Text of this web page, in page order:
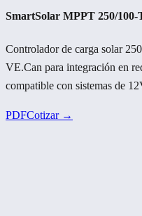
SmartSolar MPPT 250/
Controlador de carga solar
VE.Can para integración en
compatible con sistemas de
PDFCotizar →